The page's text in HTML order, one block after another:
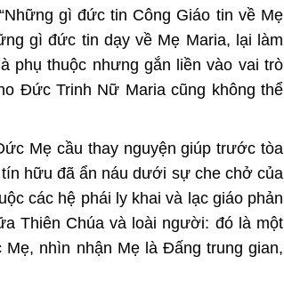
gì đức tin Công Giáo tin về Mẹ
gì đức tin dạy về Mẹ Maria, lại làm
phụ thuộc nhưng gắn liền vào vai trò
Đức Trinh Nữ Maria cũng không thể
Mẹ cầu thay nguyện giúp trước tòa
hữu đã ẩn náu dưới sự che chở của
các hệ phái ly khai và lạc giáo phản
Thiên Chúa và loài người: đó là một
nhìn nhận Mẹ là Đấng trung gian,